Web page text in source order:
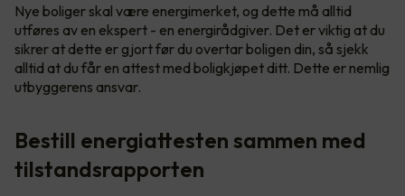
Nye boliger skal være energimerket, og dette må alltid
utføres av en ekspert - en energirådgiver. Det er viktig at du
sikrer at dette er gjort før du overtar boligen din, så sjekk
alltid at du får en attest med boligkjøpet ditt. Dette er nemlig
utbyggerens ansvar.
Bestill energiattesten sammen med
tilstandsrapporten